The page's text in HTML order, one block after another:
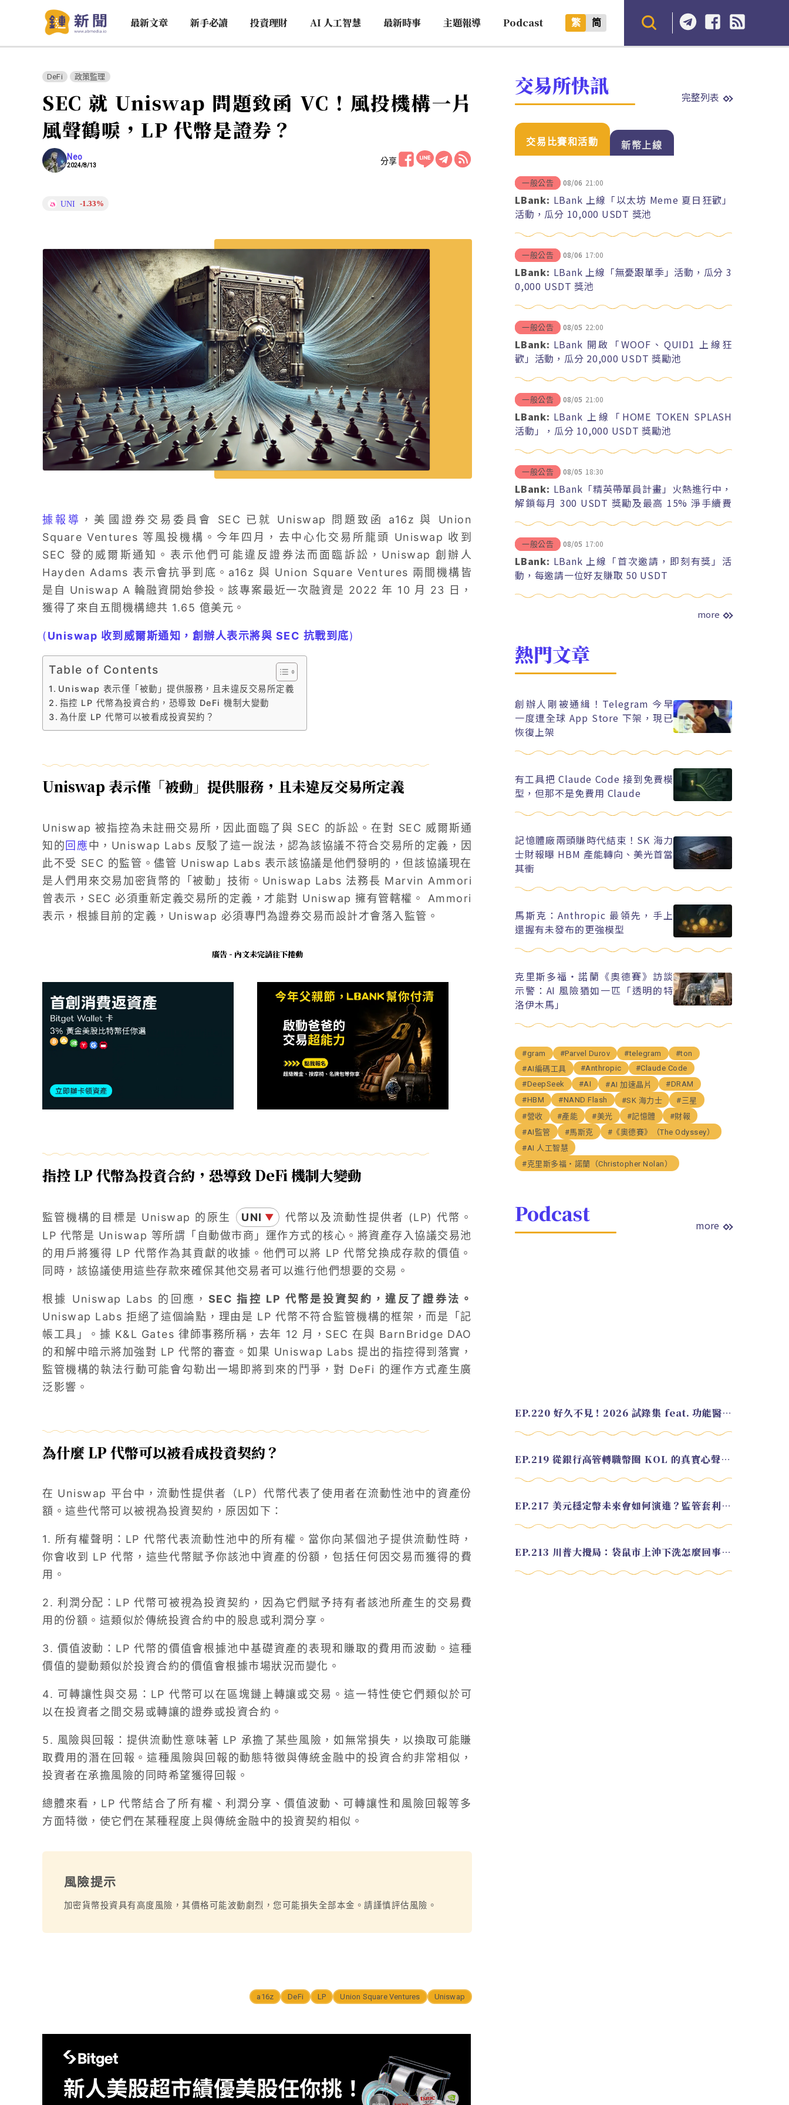
最新文章 新手必讀 投資理財 AI 人工智慧 最新時事 主題報導 Podcast 繁 简
DeFi 政策監理
SEC 就 Uniswap 問題致函 VC！風投機構一片
風聲鶴唳，LP 代幣是證券？
Neo
2024/8/13 分享
UNI -1.33%
據報導 ，美​​國證券交易委員會 SEC 已就 Uniswap 問題致函 a16z 與 Union
Square Ventures 等風投機構。今年四月，去中心化交易所龍頭 Uniswap 收到
SEC 發的威爾斯通知。表示他們可能違反證券法而面臨訴訟，Uniswap 創辦人
Hayden Adams 表示會抗爭到底。a16z 與 Union Square Ventures 兩間機構皆
是自 Uniswap A 輪融資開始參投。該專案最近一次融資是 2022 年 10 月 23 日，
獲得了來自五間機構總共 1.65 億美元。
(Uniswap 收到威爾斯通知，創辦人表示將與 SEC 抗戰到底)
Table of Contents
Uniswap 表示僅「被動」提供服務，且未違反交易所定義
指控 LP 代幣為投資合約，恐導致 DeFi 機制大變動
為什麼 LP 代幣可以被看成投資契約？
Uniswap 表示僅「被動」提供服務，且未違反交易所定義
Uniswap 被指控為未註冊交易所，因此面臨了與 SEC 的訴訟。​​​​在對 SEC 威爾斯通
知的回應中，Uniswap Labs 反駁了這一說法，認為該協議不符合交易所的定義，因
此不受 SEC 的監管。儘管 Uniswap Labs 表示該協議是他們發明的，但該協議現在
是人們用來交易加密貨幣的「被動」技術。Uniswap Labs 法務長 Marvin Ammori
曾表示，SEC 必須重新定義交易所的定義，才能對 Uniswap 擁有管轄權。 Ammori
表示，根據目前的定義，Uniswap 必須專門為證券交易而設計才會落入監管。
廣告 - 內文未完請往下捲動
指控 LP 代幣為投資合約，恐導致 DeFi 機制大變動
監管機構的目標是 Uniswap 的原生 UNI ▼
代幣以及流動性提供者 (LP) 代幣。
LP 代幣是 Uniswap 等所謂「自動做市商」運作方式的核心。將資產存入協議交易池
的用戶將獲得 LP 代幣作為其貢獻的收據。他們可以將 LP 代幣兌換成存款的價值。
同時，該協議使用這些存款來確保其他交易者可以進行他們想要的交易。
根據 Uniswap Labs 的回應， SEC 指控 LP 代幣是投資契約，違反了證券法。
Uniswap Labs 拒絕了這個論點，理由是 LP 代幣不符合監管機構的框架，而是「記
帳工具」。據 K&L Gates 律師事務所稱，去年 12 月，SEC 在與 BarnBridge DAO
的和解中暗示將加強對 LP 代幣的審查。如果 Uniswap Labs 提出的指控得到落實，
監管機構的執法行動可能會勾勒出一場即將到來的鬥爭，對 DeFi 的運作方式產生廣
泛影響。
為什麼 LP 代幣可以被看成投資契約？
在 Uniswap 平台中，流動性提供者（LP）代幣代表了使用者在流動性池中的資產份
額。這些代幣可以被視為投資契約，原因如下：
1. 所有權聲明：LP 代幣代表流動性池中的所有權。當你向某個池子提供流動性時，
你會收到 LP 代幣，這些代幣賦予你該池中資產的份額，包括任何因交易而獲得的費
用。
2. 利潤分配：LP 代幣可被視為投資契約，因為它們賦予持有者該池所產生的交易費
用的份額。這類似於傳統投資合約中的股息或利潤分享。
3. 價值波動：LP 代幣的價值會根據池中基礎資產的表現和賺取的費用而波動。這種
價值的變動類似於投資合約的價值會根據市場狀況而變化。
4. 可轉讓性與交易：LP 代幣可以在區塊鏈上轉讓或交易。這一特性使它們類似於可
以在投資者之間交易或轉讓的證券或投資合約。
5. 風險與回報：提供流動性意味著 LP 承擔了某些風險，如無常損失，以換取可能賺
取費用的潛在回報。這種風險與回報的動態特徵與傳統金融中的投資合約非常相似，
投資者在承擔風險的同時希望獲得回報。
總體來看，LP 代幣結合了所有權、利潤分享、價值波動、可轉讓性和風險回報等多
方面特徵，使它們在某種程度上與傳統金融中的投資契約相似。
風險提示
加密貨幣投資具有高度風險，其價格可能波動劇烈，您可能損失全部本金。請謹慎評估風險。
a16z DeFi LP Union Square Ventures Uniswap
交易所快訊 完整列表
交易比賽和活動 新幣上線
一般公告 08/06 21:00
LBank: LBank 上線「以太坊 Meme 夏日狂歡」
活動，瓜分 10,000 USDT 獎池
一般公告 08/06 17:00
LBank: LBank 上線「無憂跟單季」活動，瓜分 3
0,000 USDT 獎池
一般公告 08/05 22:00
LBank: LBank 開啟「WOOF、QUID1 上線狂
歡」活動，瓜分 20,000 USDT 獎勵池
一般公告 08/05 21:00
LBank: LBank 上線「HOME TOKEN SPLASH
活動」，瓜分 10,000 USDT 獎勵池
一般公告 08/05 18:30
LBank: LBank「精英帶單員計畫」火熱進行中，
解鎖每月 300 USDT 獎勵及最高 15% 淨手續費
一般公告 08/05 17:00
LBank: LBank 上線「首次邀請，即刻有獎」活
動，每邀請一位好友賺取 50 USDT
more
熱門文章
創辦人剛被通緝！Telegram 今早
一度遭全球 App Store 下架，現已
恢復上架
有工具把 Claude Code 接到免費模
型，但那不是免費用 Claude
記憶體廠兩頭賺時代結束！SK 海力
士財報曝 HBM 產能轉向、美光首當
其衝
馬斯克：Anthropic 最領先，手上
還握有未發布的更強模型
克里斯多福・諾蘭《奧德賽》訪談
示警：AI 風險猶如一匹「透明的特
洛伊木馬」
#gram #Parvel Durov #telegram
#ton
#AI編碼工具
#Anthropic
#Claude Code
#DeepSeek
#AI #AI 加速晶片
#DRAM
#HBM
#NAND Flash #SK 海力士
#三星
#營收
#產能 #美光 #記憶體
#財報
#AI監管
#馬斯克
#《奧德賽》（The Odyssey）
#AI 人工智慧
#克里斯多福・諾蘭（Christopher Nolan）
Podcast more
EP.220 好久不見！2026 試錄集 feat. 功能醫學營養師 美寶
EP.219 從銀行高管轉職幣圈 KOL 的真實心聲 feat.龜大
EP.217 美元穩定幣未來會如何演進？監管套利終將收斂？feat. 研究員 余哲安
EP.213 川普大攪局：袋鼠市上沖下洗怎麼回事？feat. Alvin